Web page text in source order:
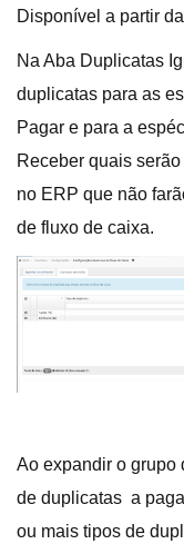
Disponível a partir
Na Aba Duplicatas
duplicatas para as
Pagar e para a
Receber quais
no ERP que não
de fluxo de caixa.
Ao expandir o grupo
de duplicatas a
ou mais tipos de